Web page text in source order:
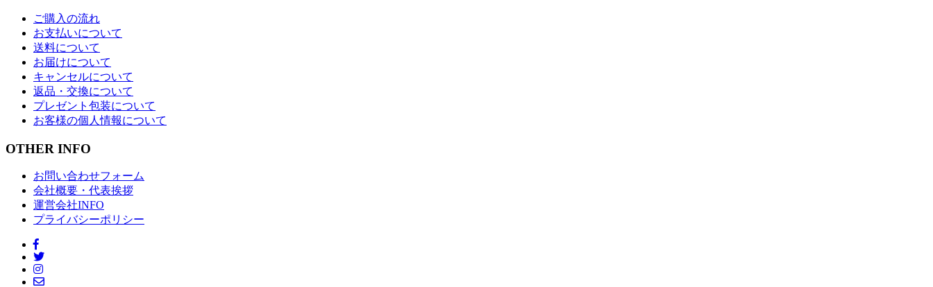
ご購入の流れ
お支払いについて
送料について
お届けについて
キャンセルについて
返品・交換について
プレゼント包装について
お客様の個人情報について
OTHER INFO
お問い合わせフォーム
会社概要・代表挨拶
運営会社INFO
プライバシーポリシー